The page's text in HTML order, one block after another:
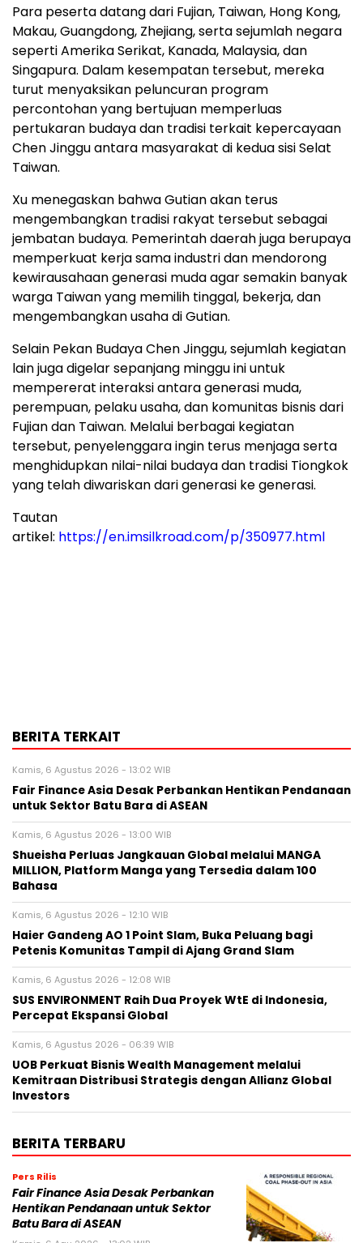
Para peserta datang dari Fujian, Taiwan, Hong Kong,
Makau, Guangdong, Zhejiang, serta sejumlah negara
seperti Amerika Serikat, Kanada, Malaysia, dan
Singapura. Dalam kesempatan tersebut, mereka
turut menyaksikan peluncuran program
percontohan yang bertujuan memperluas
pertukaran budaya dan tradisi terkait kepercayaan
Chen Jinggu antara masyarakat di kedua sisi Selat
Taiwan.
Xu menegaskan bahwa Gutian akan terus
mengembangkan tradisi rakyat tersebut sebagai
jembatan budaya. Pemerintah daerah juga berupaya
memperkuat kerja sama industri dan mendorong
kewirausahaan generasi muda agar semakin banyak
warga Taiwan yang memilih tinggal, bekerja, dan
mengembangkan usaha di Gutian.
Selain Pekan Budaya Chen Jinggu, sejumlah kegiatan
lain juga digelar sepanjang minggu ini untuk
mempererat interaksi antara generasi muda,
perempuan, pelaku usaha, dan komunitas bisnis dari
Fujian dan Taiwan. Melalui berbagai kegiatan
tersebut, penyelenggara ingin terus menjaga serta
menghidupkan nilai-nilai budaya dan tradisi Tiongkok
yang telah diwariskan dari generasi ke generasi.
Tautan
artikel: https://en.imsilkroad.com/p/350977.html
BERITA TERKAIT
Kamis, 6 Agustus 2026 - 13:02 WIB
Fair Finance Asia Desak Perbankan Hentikan Pendanaan
untuk Sektor Batu Bara di ASEAN
Kamis, 6 Agustus 2026 - 13:00 WIB
Shueisha Perluas Jangkauan Global melalui MANGA
MILLION, Platform Manga yang Tersedia dalam 100
Bahasa
Kamis, 6 Agustus 2026 - 12:10 WIB
Haier Gandeng AO 1 Point Slam, Buka Peluang bagi
Petenis Komunitas Tampil di Ajang Grand Slam
Kamis, 6 Agustus 2026 - 12:08 WIB
SUS ENVIRONMENT Raih Dua Proyek WtE di Indonesia,
Percepat Ekspansi Global
Kamis, 6 Agustus 2026 - 06:39 WIB
UOB Perkuat Bisnis Wealth Management melalui
Kemitraan Distribusi Strategis dengan Allianz Global
Investors
BERITA TERBARU
Pers Rilis
Fair Finance Asia Desak Perbankan
Hentikan Pendanaan untuk Sektor
Batu Bara di ASEAN